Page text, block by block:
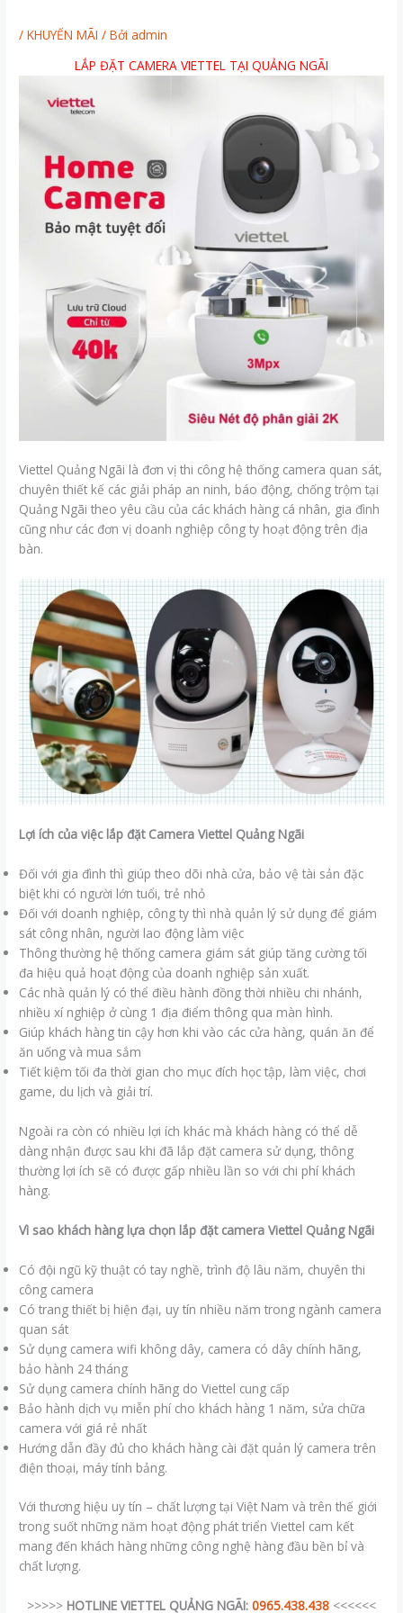
/KHUYẾN MÃI / Bởiadmin
LẮP ĐẶT CAMERA VIETTEL TẠI QUẢNG NGÃI
Viettel Quảng Ngãi là đơn vị thi công hệ thống camera quan sát,
chuyên thiết kế các giải pháp an ninh, báo động, chống trộm tại
Quảng Ngãi theo yêu cầu của các khách hàng cá nhân, gia đình
cũng như các đơn vị doanh nghiệp công ty hoạt động trên địa
bàn.
Lợi ích của việc lắp đặt Camera Viettel Quảng Ngãi
Đối với gia đình thì giúp theo dõi nhà cửa, bảo vệ tài sản đặc
biệt khi có người lớn tuổi, trẻ nhỏ
Đối với doanh nghiệp, công ty thì nhà quản lý sử dụng để giám
sát công nhân, người lao động làm việc
Thông thường hệ thống camera giám sát giúp tăng cường tối
đa hiệu quả hoạt động của doanh nghiệp sản xuất.
Các nhà quản lý có thể điều hành đồng thời nhiều chi nhánh,
nhiều xí nghiệp ở cùng 1 địa điểm thông qua màn hình.
Giúp khách hàng tin cậy hơn khi vào các cửa hàng, quán ăn để
ăn uống và mua sắm
Tiết kiệm tối đa thời gian cho mục đích học tập, làm việc, chơi
game, du lịch và giải trí.
Ngoài ra còn có nhiều lợi ích khác mà khách hàng có thể dễ
dàng nhận được sau khi đã lắp đặt camera sử dụng, thông
thường lợi ích sẽ có được gấp nhiều lần so với chi phí khách
hàng.
Vì sao khách hàng lựa chọn lắp đặt camera Viettel Quảng Ngãi
Có đội ngũ kỹ thuật có tay nghề, trình độ lâu năm, chuyên thi
công camera
Có trang thiết bị hiện đại, uy tín nhiều năm trong ngành camera
quan sát
Sử dụng camera wifi không dây, camera có dây chính hãng,
bảo hành 24 tháng
Sử dụng camera chính hãng do Viettel cung cấp
Bảo hành dịch vụ miễn phí cho khách hàng 1 năm, sửa chữa
camera với giá rẻ nhất
Hướng dẫn đầy đủ cho khách hàng cài đặt quản lý camera trên
điện thoại, máy tính bảng.
Với thương hiệu uy tín – chất lượng tại Việt Nam và trên thế giới
trong suốt những năm hoạt động phát triển Viettel cam kết
mang đến khách hàng những công nghệ hàng đầu bền bỉ và
chất lượng.
>>>>> HOTLINE VIETTEL QUẢNG NGÃI: 0965.438.438 <<<<<<